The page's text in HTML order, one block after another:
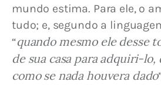
mundo estima. Para ele, o
tudo; e, segundo a
“quando mesmo ele desse
de sua casa para adquiri-
como se nada houvera dado